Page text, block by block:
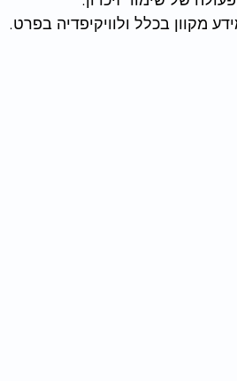
מקוון בכלל ולוויקיפדיה בפרט.